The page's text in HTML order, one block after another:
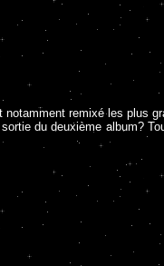
remixé les plus
du deuxième album?